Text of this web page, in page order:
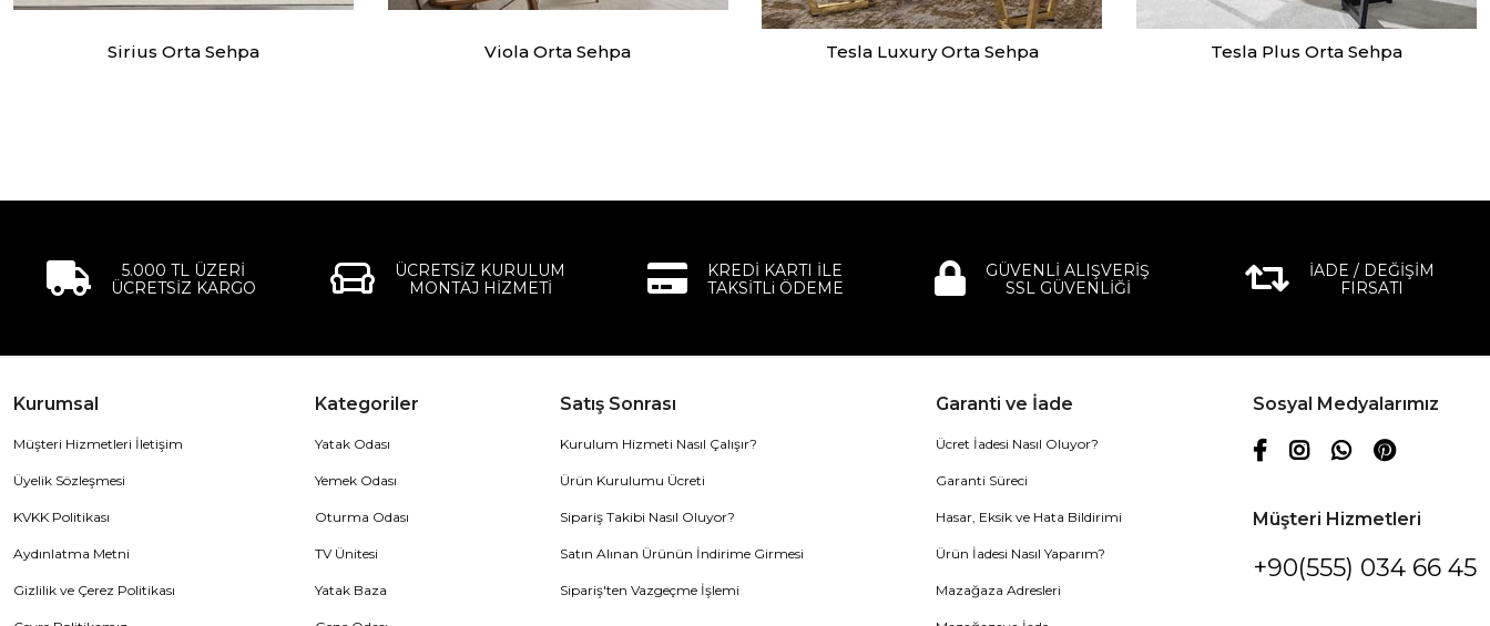
Sirius Orta Sehpa Viola Orta Sehpa Tesla Luxury Orta Sehpa Tesla Plus Orta Sehpa
5.000 TL ÜZERİ
ÜCRETSİZ KARGO
ÜCRETSİZ KURULUM
MONTAJ HİZMETİ
KREDİ KARTI İLE
TAKSİTLi ÖDEME
GÜVENLİ ALIŞVERİŞ
SSL GÜVENLİĞİ
İADE / DEĞİŞİM
FIRSATI
Kurumsal
Müşteri Hizmetleri İletişim
Üyelik Sözleşmesi
KVKK Politikası
Aydınlatma Metni
Gizlilik ve Çerez Politikası
Kategoriler
Yatak Odası
Yemek Odası
Oturma Odası
TV Ünitesi
Yatak Baza
Satış Sonrası
Kurulum Hizmeti Nasıl Çalışır?
Ürün Kurulumu Ücreti
Sipariş Takibi Nasıl Oluyor?
Satın Alınan Ürünün İndirime Girmesi
Sipariş'ten Vazgeçme İşlemi
Garanti ve İade
Ücret İadesi Nasıl Oluyor?
Garanti Süreci
Hasar, Eksik ve Hata Bildirimi
Ürün İadesi Nasıl Yaparım?
Mazağaza Adresleri
Sosyal Medyalarımız
Müşteri Hizmetleri
+90(555) 034 66 45